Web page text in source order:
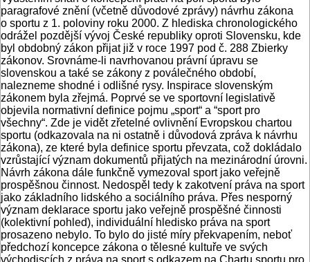
paragrafové znění (včetně důvodové zprávy) návrhu zákona
o sportu z 1. poloviny roku 2000. Z hlediska chronologického
odrážel pozdější vývoj České republiky oproti Slovensku, kde
byl obdobný zákon přijat již v roce 1997 pod č. 288 Zbierky
zákonov. Srovnáme-li navrhovanou právní úpravu se
slovenskou a také se zákony z poválečného období,
nalezneme shodné i odlišné rysy. Inspirace slovenským
zákonem byla zřejmá. Poprvé se ve sportovní legislativě
objevila normativní definice pojmu „sport“ a “sport pro
všechny“. Zde je vidět zřetelné ovlivnění Evropskou chartou
sportu (odkazovala na ni ostatně i důvodová zpráva k návrhu
zákona), ze které byla definice sportu převzata, což dokládalo
vzrůstající význam dokumentů přijatých na mezinárodní úrovni.
Návrh zákona dále funkčně vymezoval sport jako veřejně
prospěšnou činnost. Nedospěl tedy k zakotvení práva na sport
jako základního lidského a sociálního práva. Přes nesporný
význam deklarace sportu jako veřejně prospěšné činnosti
(kolektivní pohled), individuální hledisko práva na sport
prosazeno nebylo. To bylo do jisté míry překvapením, neboť
předchozí koncepce zákona o tělesné kultuře ve svých
východiscích z práva na sport s odkazem na Chartu sportu pro